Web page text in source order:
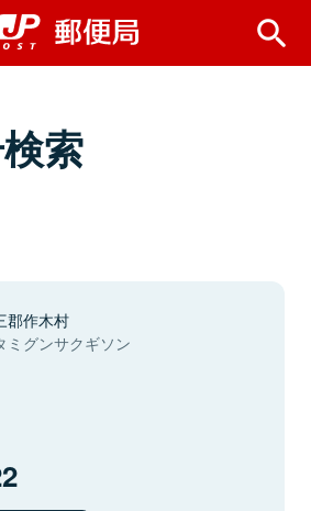
索
郡作木村
ミグンサクギソン